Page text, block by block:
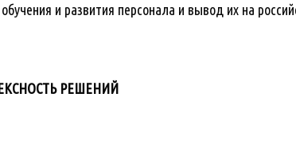
и развития персонала и вывод их на
РЕШЕНИЙ